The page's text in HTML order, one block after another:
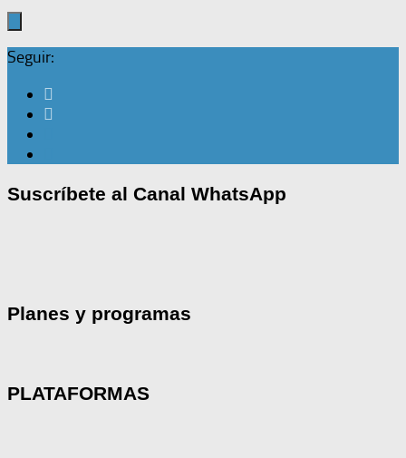
Seguir:
Suscríbete al Canal WhatsApp
Planes y programas
PLATAFORMAS